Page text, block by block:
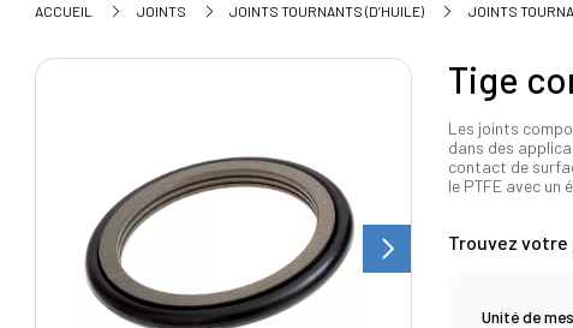
ACCUEIL JOINTS JOINTS TOURNANTS (D’HUILE) JOINTS
Tige
Les joints
dans des
contact de
le PTFE avec un
Trouvez
Unité de